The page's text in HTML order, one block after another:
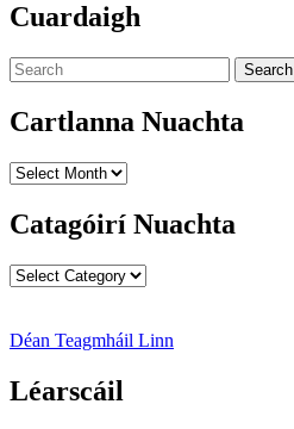
Cuardaigh
Search
Cartlanna Nuachta
Cartlanna
Catagóirí Nuachta
Catagóirí
Déan Teagmháil Linn
Léarscáil